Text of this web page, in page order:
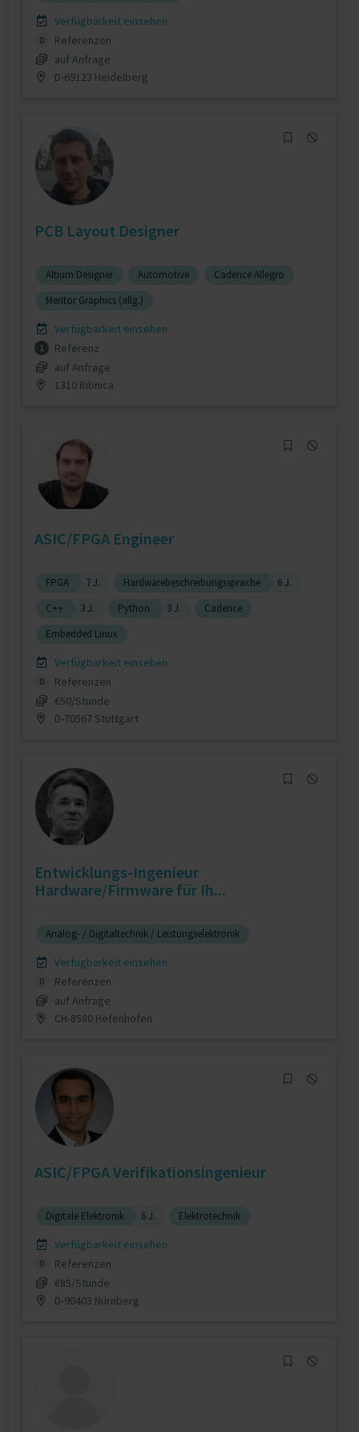
Verfügbarkeit einsehen
0
Referenzen
auf Anfrage
D-69123 Heidelberg
PCB Layout Designer
Altium Designer Automotive
Cadence Allegro
Mentor Graphics (allg.)
Verfügbarkeit einsehen
1
Referenz
auf Anfrage
1310 Ribnica
ASIC/FPGA Engineer
FPGA 7 J. Hardwarebeschreibungssprache
6 J.
C++
3 J. Python 3 J.
Cadence
Embedded Linux
Verfügbarkeit einsehen
0
Referenzen
€50/Stunde
D-70567 Stuttgart
Entwicklungs-Ingenieur
Hardware/Firmware für Ih...
Analog- / Digitaltechnik / Leistungselektronik
Verfügbarkeit einsehen
0
Referenzen
auf Anfrage
CH-8580 Hefenhofen
ASIC/FPGA Verifikationsingenieur
Digitale Elektronik 6 J. Elektrotechnik
Verfügbarkeit einsehen
0
Referenzen
€85/Stunde
D-90403 Nürnberg